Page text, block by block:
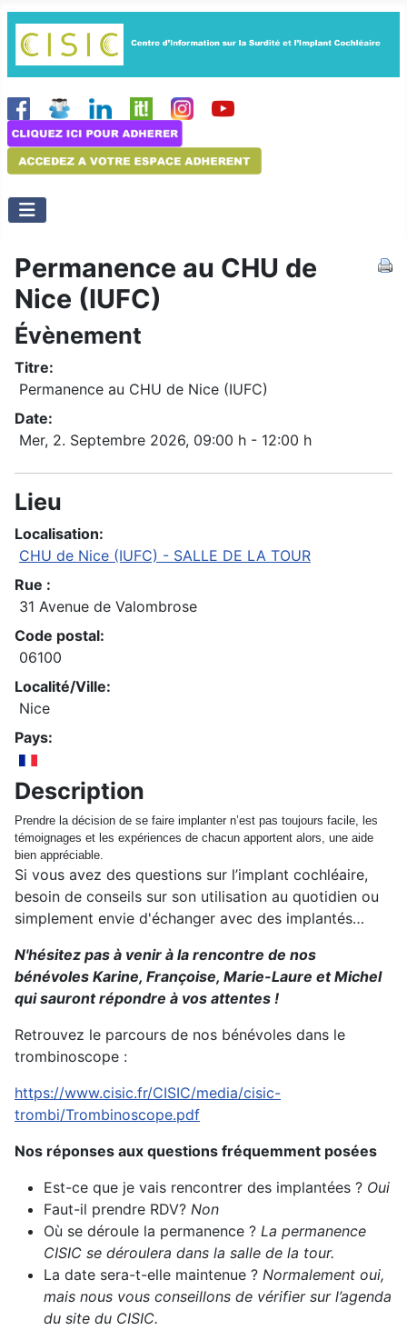
Permanence au CHU de
Nice (IUFC)
Évènement
Titre:
Permanence au CHU de Nice (IUFC)
Date:
Mer, 2. Septembre 2026, 09:00 h - 12:00 h
Lieu
Localisation:
CHU de Nice (IUFC) - SALLE DE LA TOUR
Rue :
31 Avenue de Valombrose
Code postal:
06100
Localité/Ville:
Nice
Pays:
Description
Prendre la décision de se faire implanter n’est pas toujours facile, les
témoignages et les expériences de chacun apportent alors, une aide
bien appréciable.
Si vous avez des questions sur l’implant cochléaire,
besoin de conseils sur son utilisation au quotidien ou
simplement envie d'échanger avec des implantés…
N'hésitez pas à venir à la rencontre de nos
bénévoles Karine, Françoise, Marie-Laure et Michel
qui sauront répondre à vos attentes !
Retrouvez le parcours de nos bénévoles dans le
trombinoscope :
https://www.cisic.fr/CISIC/media/cisic-
trombi/Trombinoscope.pdf
Nos réponses aux questions fréquemment posées
Est-ce que je vais rencontrer des implantées ? Oui
Faut-il prendre RDV? Non
Où se déroule la permanence ? La permanence
CISIC se déroulera dans la salle de la tour.
La date sera-t-elle maintenue ? Normalement oui,
mais nous vous conseillons de vérifier sur l’agenda
du site du CISIC.